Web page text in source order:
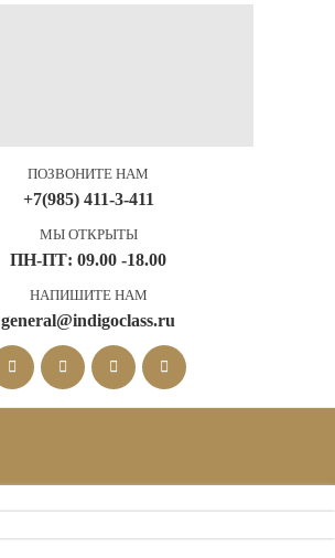
ПОЗВОНИТЕ НАМ
+7(985) 411-3-411
МЫ ОТКРЫТЫ
ПН-ПТ: 09.00 -18.00
НАПИШИТЕ НАМ
general@indigoclass.ru